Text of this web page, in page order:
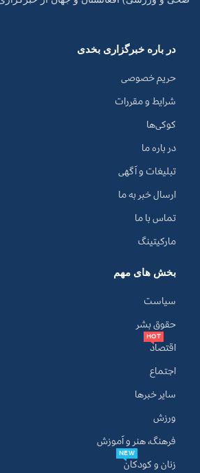
در باره خبرگزاری بخدی
حریم خصوصی
شرایط و مقررات
کوکی‌ها
در باره ما
تبلیغات و آگهی
ارسال خبر به ما
تماس با ما
مارکیتینگ
بخش های مهم
سیاست
حقوق بشر
اقتصاد
HOT
اجتماع
سایر خبرها
ورزش
فرهنگ، هنر و آموزش
زنان و کودکان
NEW